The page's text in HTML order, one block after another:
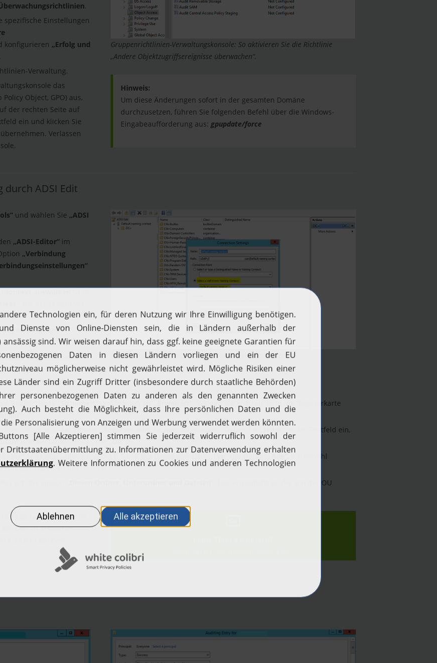
.
spezifische Einstellungen
konfigurieren „Erfolg und
Verwaltung.
das
Object, GPO) aus,
der rechten Seite auf
ein und klicken Sie
Verlassen
Gruppenrichtlinien-Verwaltungskonsole: So aktivieren Sie die Richtlinie
„Andere Objektzugriffsereignisse überwachen“.
Hinweis:
Um diese Änderungen sofort in der gesamten Domäne
durchzusetzen, führen Sie folgenden Befehl über die Windows-
Eingabeaufforderung aus: gpupdate/force
durch ADSI Edit
und wählen Sie „ADSI
„ADSI-Editor“ im
„Verbindung
ADSI-Editors
und wählen Sie
mit der rechten
„Eigenschaften“.
ADSI-Editor: So passen Sie die Verbindungseinstellungen an.
Registerkarte „ Sicherheit“ und wählen Sie „Erweitert“
. Wählen Sie anschließend die Registerkarte
öffnet sich das Fenster „Benutzer oder Gruppe auswählen“. Geben Sie
in das Textfeld ein,
und bestätigen Sie es mit„OK“.
zeigt nun „Alle“ an. Wählen Sie in der Dropdown-Liste
die Option
, um sowohl
zu überprüfen.
auf“ die Option
. Das ermöglicht es, die von der OU
die Option
zu aktivieren.
Kontrollkästchen: